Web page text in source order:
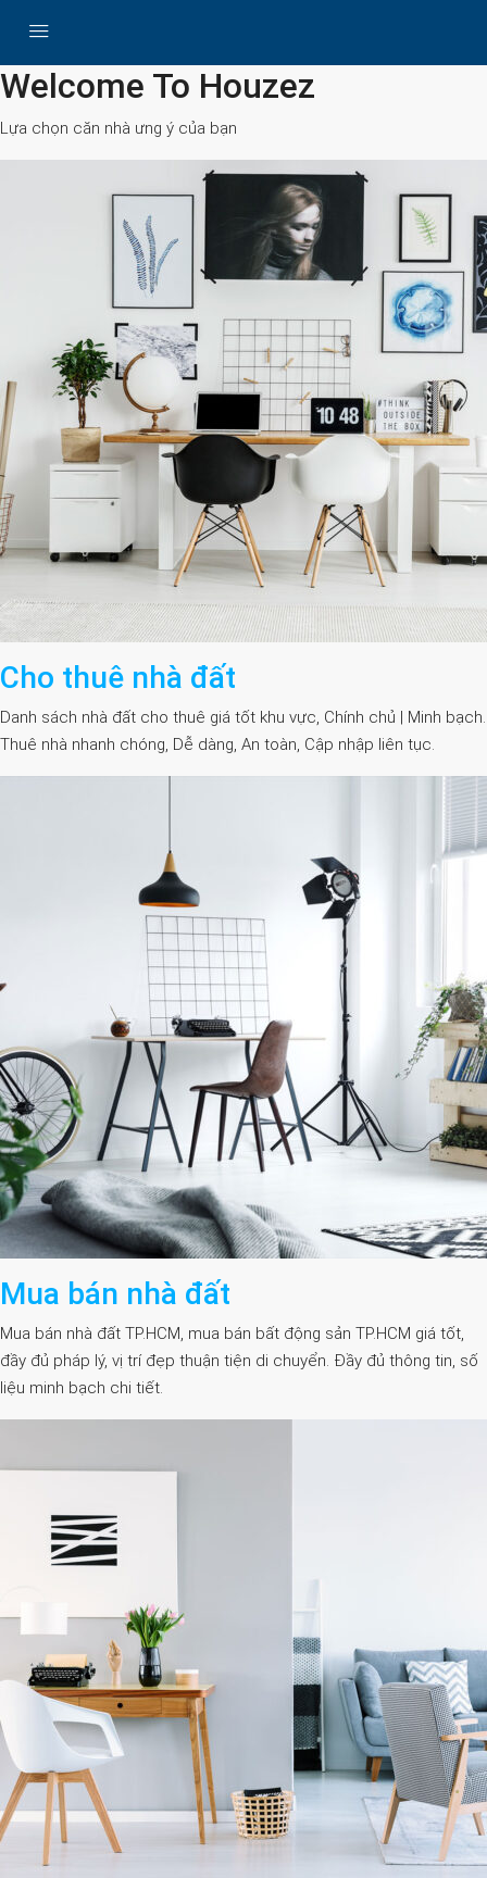
Search
Welcome To Houzez
Lựa chọn căn nhà ưng ý của bạn
Cho thuê nhà đất
Danh sách nhà đất cho thuê giá tốt khu vực, Chính chủ | Minh bạch.
Thuê nhà nhanh chóng, Dễ dàng, An toàn, Cập nhập liên tục.
Mua bán nhà đất
Mua bán nhà đất TP.HCM, mua bán bất động sản TP.HCM giá tốt,
đầy đủ pháp lý, vị trí đẹp thuận tiện di chuyển. Đầy đủ thông tin, số
liệu minh bạch chi tiết.